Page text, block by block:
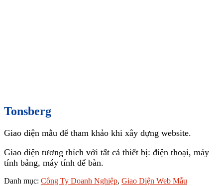
Tonsberg
Giao diện mẫu để tham khảo khi xây dựng website.
Giao diện tương thích với tất cả thiết bị: điện thoại, máy
tính bảng, máy tính để bàn.
Danh mục: Công Ty Doanh Nghiệp, Giao Diện Web Mẫu